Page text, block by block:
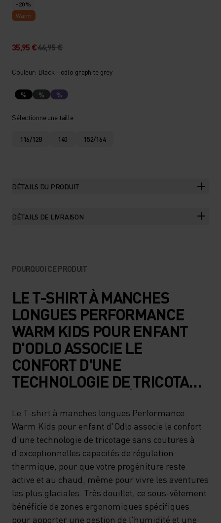
-20 %
Warm
35,95 €44,95 €
Couleur: Black - odlo graphite grey
% % %
Sélectionne une taille
116/128 140 152/164
DÉTAILS DU PRODUIT
DÉTAILS DE LIVRAISON
POURQUOI CE PRODUIT
LE T-SHIRT À MANCHES
LONGUES PERFORMANCE
WARM KIDS POUR ENFANT
D'ODLO ASSOCIE LE
CONFORT D'UNE
TECHNOLOGIE DE TRICOTAGE
D'EXCEPTIONNELLES
CAPACITÉS DE RÉGULATION
THERMIQUE, POUR QUE
VOTRE PROGÉNITURE RESTE
ACTIVE ET AU CHAUD, MÊME
POUR VIVRE LES AVENTURES
LES PLUS GLACIALES. TRÈS
Le T-shirt à manches longues Performance
Warm Kids pour enfant d'Odlo associe le confort
d'une technologie de tricotage sans coutures à
d'exceptionnelles capacités de régulation
thermique, pour que votre progéniture reste
active et au chaud, même pour vivre les aventures
les plus glaciales. Très douillet, ce sous-vêtement
bénéficie de zones ergonomiques spécifiques
pour apporter une gestion de l'humidité et une